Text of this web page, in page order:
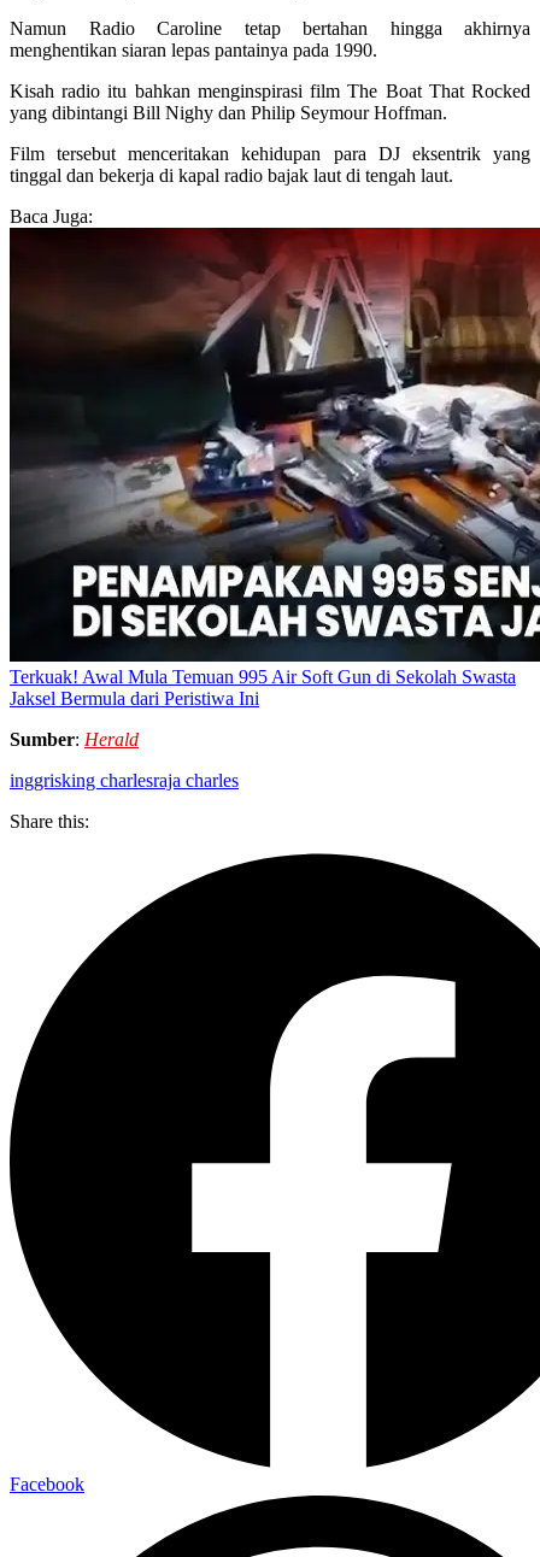
Namun Radio Caroline tetap bertahan hingga akhirnya
menghentikan siaran lepas pantainya pada 1990.
Kisah radio itu bahkan menginspirasi film The Boat That Rocked
yang dibintangi Bill Nighy dan Philip Seymour Hoffman.
Film tersebut menceritakan kehidupan para DJ eksentrik yang
tinggal dan bekerja di kapal radio bajak laut di tengah laut.
Baca Juga:
Terkuak! Awal Mula Temuan 995 Air Soft Gun di Sekolah Swasta
Jaksel Bermula dari Peristiwa Ini
Sumber: Herald
inggrisking charlesraja charles
Share this:
Facebook